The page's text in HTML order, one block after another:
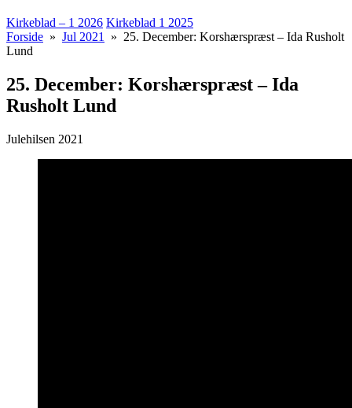
Kirkeblad – 1 2026 Kirkeblad 1 2025
Forside » Jul 2021
» 25. December: Korshærspræst – Ida Rusholt
Lund
25. December: Korshærspræst – Ida
Rusholt Lund
Julehilsen 2021